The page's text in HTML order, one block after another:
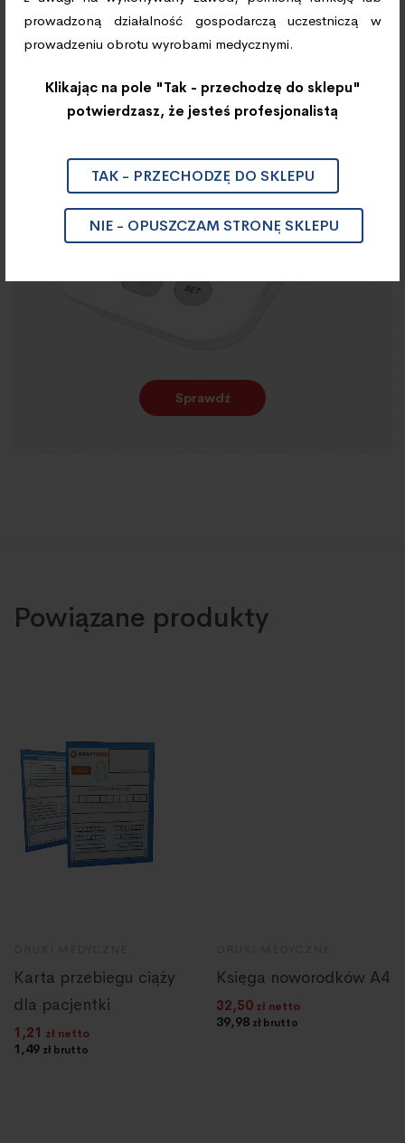
prowadzoną działalność gospodarczą uczestniczą w
prowadzeniu obrotu wyrobami medycznymi.
Klikając na pole "Tak - przechodzę do sklepu"
potwierdzasz, że jesteś profesjonalistą
TAK - PRZECHODZĘ DO SKLEPU
NIE - OPUSZCZAM STRONĘ SKLEPU
Ciśnieniomierz Automatyczny
EVERCHEK CA300
Sprawdź
Powiązane produkty
Karta przebiegu ciąży
dla pacjentki
1,21 zł netto
1,49 zł brutto
Księga noworodków A4
32,50 zł netto
39,98 zł brutto